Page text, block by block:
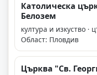
Католическа
Белозем
култура и изкуство ·
Област: Пловдив
Църква "Св.